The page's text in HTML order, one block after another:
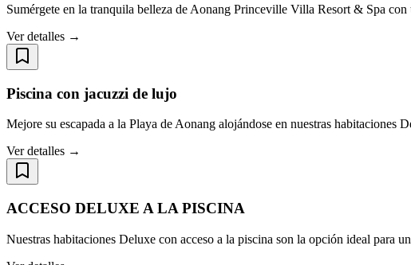
Sumérgete en la tranquila belleza de Aonang Princeville Villa Resort & Spa
Ver detalles →
Piscina con jacuzzi de lujo
Mejore su escapada a la Playa de Aonang alojándose en nuestras habitaciones
Ver detalles →
ACCESO DELUXE A LA PISCINA
Nuestras habitaciones Deluxe con acceso a la piscina son la opción ideal para